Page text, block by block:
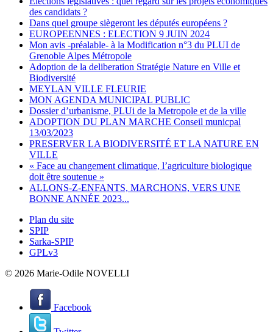
des candidats ?
Dans quel groupe siègeront les députés européens ?
EUROPEENNES : ELECTION 9 JUIN 2024
Mon avis -préalable- à la Modification n°3 du PLUI de
Grenoble Alpes Métropole
Adoption de la deliberation Stratégie Nature en Ville et
Biodiversité
MEYLAN VILLE FLEURIE
MON AGENDA MUNICIPAL PUBLIC
Dossier d’urbanisme, PLUi de la Metropole et de la ville
ADOPTION DU PLAN MARCHE Conseil municpal
13/03/2023
PRESERVER LA BIODIVERSITÉ ET LA NATURE EN
VILLE
« Face au changement climatique, l’agriculture biologique
doit être soutenue »
ALLONS-Z-ENFANTS, MARCHONS, VERS UNE
BONNE ANNÉE 2023...
Plan du site
SPIP
Sarka-SPIP
GPLv3
© 2026 Marie-Odile NOVELLI
Facebook